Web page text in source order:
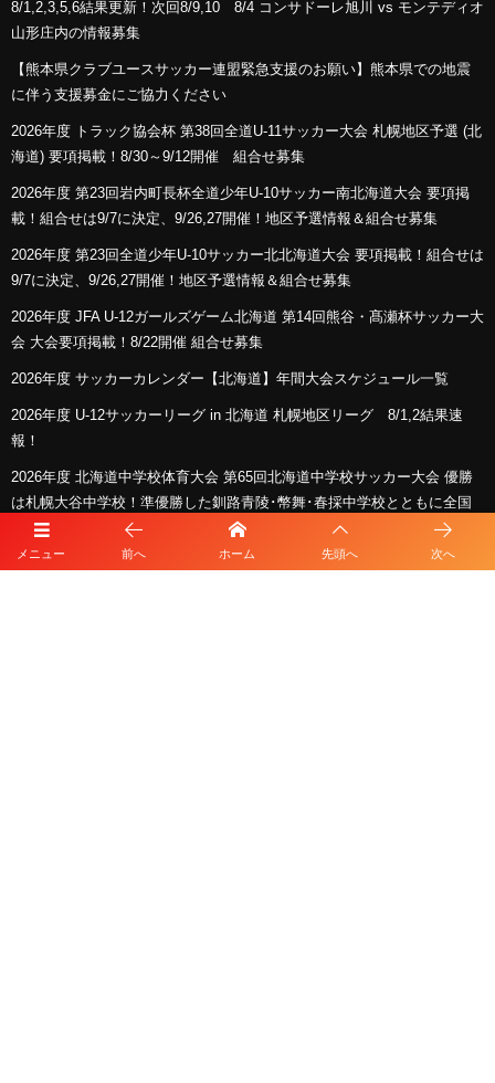
メニュー 前へ ホーム 先頭へ 次へ
8/1,2,3,5,6結果更新！次回8/9,10 8/4 コンサドーレ旭川 vs モンテディオ
山形庄内の情報募集
【熊本県クラブユースサッカー連盟緊急支援のお願い】熊本県での地震
に伴う支援募金にご協力ください
2026年度 トラック協会杯 第38回全道U-11サッカー大会 札幌地区予選 (北
海道) 要項掲載！8/30～9/12開催 組合せ募集
2026年度 第23回岩内町長杯全道少年U-10サッカー南北海道大会 要項掲
載！組合せは9/7に決定、9/26,27開催！地区予選情報＆組合せ募集
2026年度 第23回全道少年U-10サッカー北北海道大会 要項掲載！組合せは
9/7に決定、9/26,27開催！地区予選情報＆組合せ募集
2026年度 JFA U-12ガールズゲーム北海道 第14回熊谷・髙瀬杯サッカー大
会 大会要項掲載！8/22開催 組合せ募集
2026年度 サッカーカレンダー【北海道】年間大会スケジュール一覧
2026年度 U-12サッカーリーグ in 北海道 札幌地区リーグ 8/1,2結果速
報！
2026年度 北海道中学校体育大会 第65回北海道中学校サッカー大会 優勝
は札幌大谷中学校！準優勝した釧路青陵･幣舞･春採中学校とともに全国